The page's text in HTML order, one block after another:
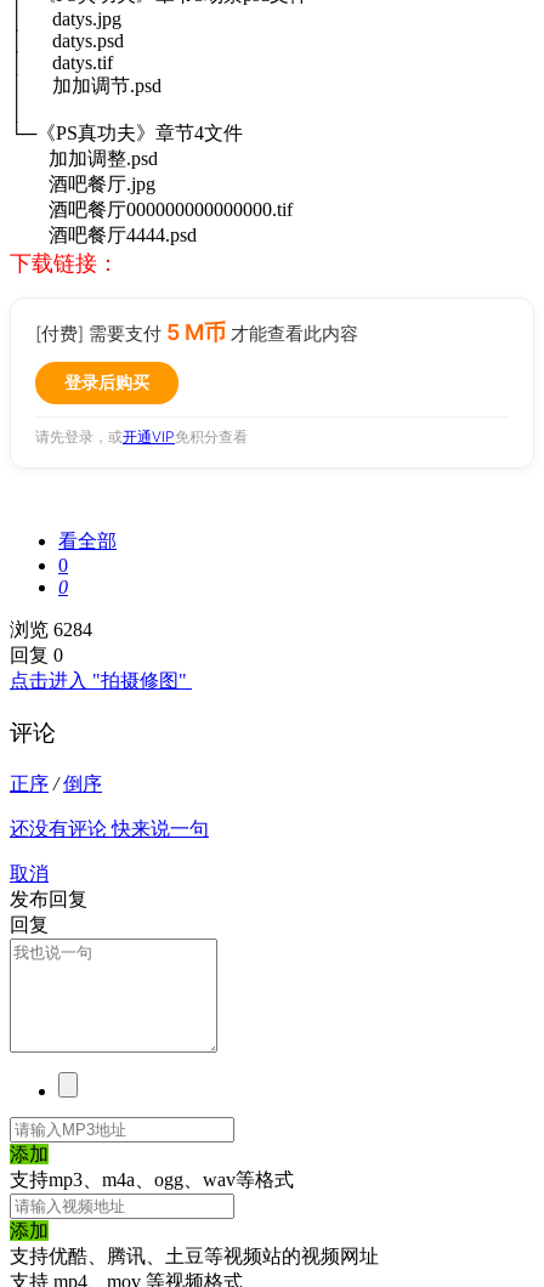
│ datys.jpg
│ datys.psd
│ datys.tif
│ 加加调节.psd
└─《PS真功夫》章节4文件
加加调整.psd
酒吧餐厅.jpg
酒吧餐厅000000000000000.tif
酒吧餐厅4444.psd
下载链接：
[付费] 需要支付 5 M币 才能查看此内容
登录后购买
请先登录，或开通VIP免积分查看
看全部
0
0
浏览 6284
回复 0
点击进入 "拍摄修图"
评论
正序 / 倒序
还没有评论 快来说一句
取消
发布回复
回复
添加
支持mp3、m4a、ogg、wav等格式
添加
支持优酷、腾讯、土豆等视频站的视频网址
支持 mp4、mov 等视频格式